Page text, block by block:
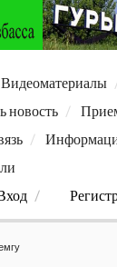
Видеоматериалы
новость